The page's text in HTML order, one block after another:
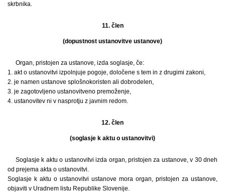
skrbnika.
11. člen
(dopustnost ustanovitve ustanove)
Organ, pristojen za ustanove, izda soglasje, če:
1. akt o ustanovitvi izpolnjuje pogoje, določene s tem in z drugimi zakoni,
2. je namen ustanove splošnokoristen ali dobrodelen,
3. je zagotovljeno ustanovitveno premoženje,
4. ustanovitev ni v nasprotju z javnim redom.
12. člen
(soglasje k aktu o ustanovitvi)
Soglasje k aktu o ustanovitvi izda organ, pristojen za ustanove, v 30 dneh
od prejema akta o ustanovitvi.
Soglasje k aktu o ustanovitvi ustanove mora organ, pristojen za ustanove,
objaviti v Uradnem listu Republike Slovenije.